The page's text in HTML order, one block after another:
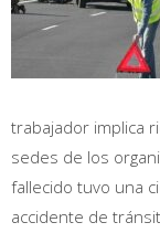
trabajador implica
sedes de los
fallecido tuvo una
accidente de